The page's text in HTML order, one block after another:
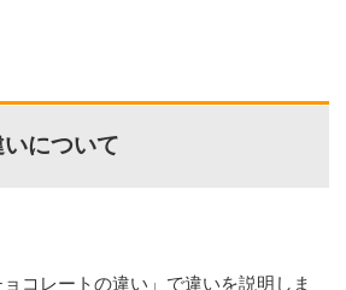
について
ョコレートの違い」で違いを説明しま